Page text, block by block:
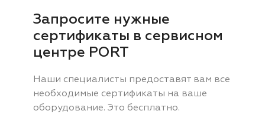
Запросите нужные
сертификаты в сервисном
центре PORT
Наши специалисты предоставят вам все
необходимые сертификаты на ваше
оборудование. Это бесплатно.